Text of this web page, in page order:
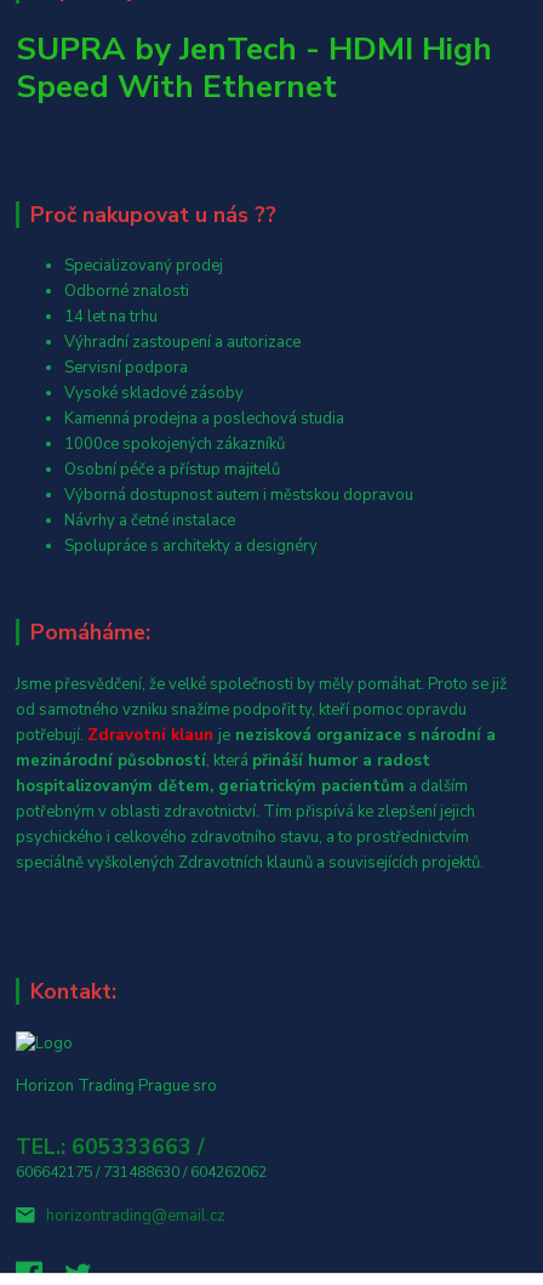
SUPRA by JenTech - HDMI High
Speed With Ethernet
Proč nakupovat u nás ??
Specializovaný prodej
Odborné znalosti
14 let na trhu
Výhradní zastoupení a autorizace
Servisní podpora
Vysoké skladové zásoby
Kamenná prodejna a poslechová studia
1000ce spokojených zákazníků
Osobní péče a přístup majitelů
Výborná dostupnost autem i městskou dopravou
Návrhy a četné instalace
Spolupráce s architekty a designéry
Pomáháme:
Jsme přesvědčení, že velké společnosti by měly pomáhat. Proto se již
od samotného vzniku snažíme podpořit ty, kteří pomoc opravdu
potřebují. Zdravotní klaun je nezisková organizace s národní a
mezinárodní působností, která přináší humor a radost
hospitalizovaným dětem, geriatrickým pacientům a dalším
potřebným v oblasti zdravotnictví. Tím přispívá ke zlepšení jejich
psychického i celkového zdravotního stavu, a to prostřednictvím
speciálně vyškolených Zdravotních klaunů a souvisejících projektů.
Kontakt:
Horizon Trading Prague sro
TEL.: 605333663 /
606642175 / 731488630 / 604262062
horizontrading@email.cz